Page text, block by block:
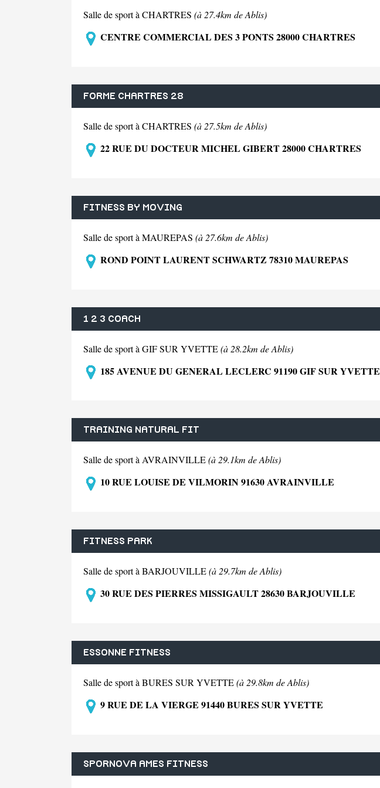
Salle de sport à CHARTRES (à 27.4km de Ablis)
CENTRE COMMERCIAL DES 3 PONTS 28000 CHARTRES
FORME CHARTRES 28
Salle de sport à CHARTRES (à 27.5km de Ablis)
22 RUE DU DOCTEUR MICHEL GIBERT 28000 CHARTRES
FITNESS BY MOVING
Salle de sport à MAUREPAS (à 27.6km de Ablis)
ROND POINT LAURENT SCHWARTZ 78310 MAUREPAS
1 2 3 COACH
Salle de sport à GIF SUR YVETTE(à 28.2km de Ablis)
185 AVENUE DU GENERAL LECLERC 91190 GIF SUR YVETTE
TRAINING NATURAL FIT
Salle de sport à AVRAINVILLE(à 29.1km de Ablis)
10 RUE LOUISE DE VILMORIN 91630 AVRAINVILLE
FITNESS PARK
Salle de sport à BARJOUVILLE(à 29.7km de Ablis)
30 RUE DES PIERRES MISSIGAULT 28630 BARJOUVILLE
ESSONNE FITNESS
Salle de sport à BURES SUR YVETTE(à 29.8km de Ablis)
9 RUE DE LA VIERGE 91440 BURES SUR YVETTE
SPORNOVA AMES FITNESS